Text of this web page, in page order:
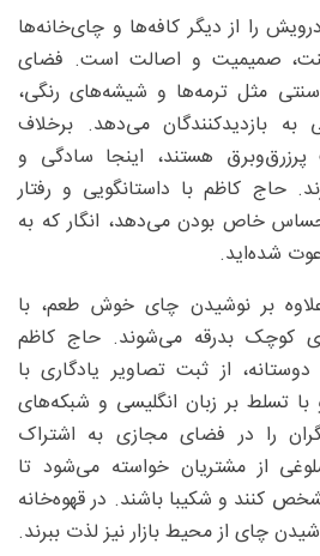
را از دیگر کافه‌ها و چای‌خانه‌ها
صمیمیت و اصالت است. فضای
مثل ترمه‌ها و شیشه‌های رنگی،
بازدیدکنندگان می‌دهد. برخلاف
هستند، اینجا سادگی و
حاج کاظم با داستانگویی و رفتار
خاص بودن می‌دهد، انگار که به
شده‌اید.
علاوه بر نوشیدن چای خوش طعم، با
کوچک بدرقه می‌شوند. حاج کاظم
از ثبت تصاویر یادگاری با
با تسلط بر زبان انگلیسی و شبکه‌های
را در فضای مجازی به اشتراک
از مشتریان خواسته می‌شود تا
کنند و شکیبا باشند. در قهوه‌خانه
چای از محیط بازار نیز لذت ببرند.